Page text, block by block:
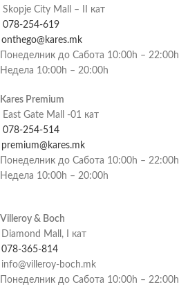
Skopje City Mall – II кат
078-254-619
onthego@kares.mk
Понеделник до Сабота 10:00h – 22:00h
Недела 10:00h – 20:00h
Kares Premium
East Gate Mall -01 кат
078-254-514
premium@kares.mk
Понеделник до Сабота 10:00h – 22:00h
Недела 10:00h – 20:00h
Villeroy & Boch
Diamond Mall, I кат
078-365-814
info@villeroy-boch.mk
Понеделник до Сабота 10:00h – 22:00h